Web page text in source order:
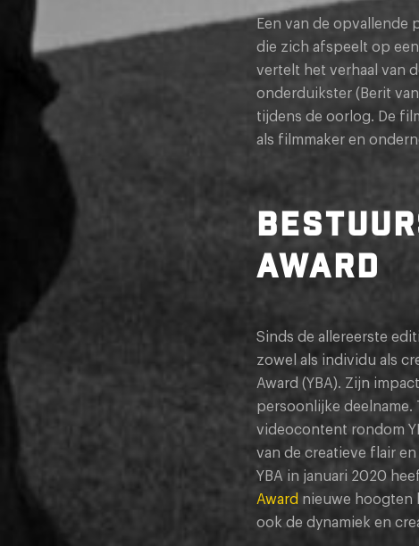
Een van de opvallende
die zich afspeelt op
vertelt het verhaal van
onderduikster (Berit
tijdens de oorlog. De
als filmmaker en
AWARD
Sinds de allereerste
zowel als individu als
Award (YBA). Zijn
persoonlijke deelname.
videocontent rondom
van de creatieve flair
YBA in januari 2020
Award nieuwe hoogten
ook de dynamiek en